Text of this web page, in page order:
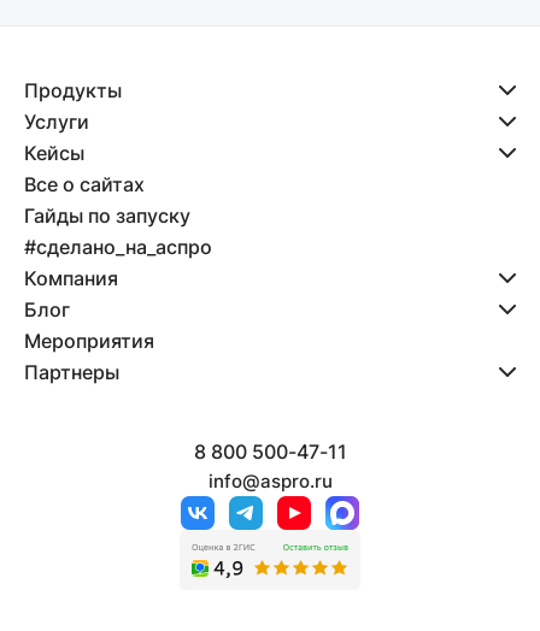
Продукты
Услуги
Кейсы
Все о сайтах
Гайды по запуску
#сделано_на_аспро
Компания
Блог
Мероприятия
Партнеры
8 800 500-47-11
info@aspro.ru